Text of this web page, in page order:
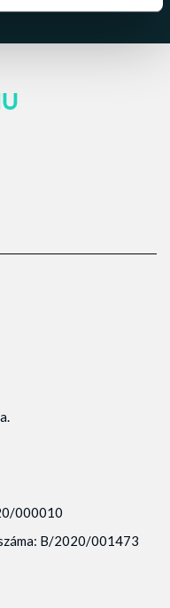
000010
B/2020/001473